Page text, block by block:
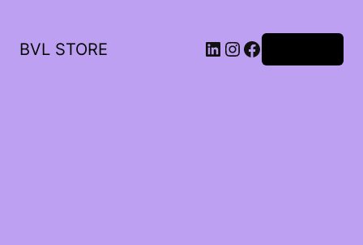
BVL STORE LinkedIn
Instagram
Facebook